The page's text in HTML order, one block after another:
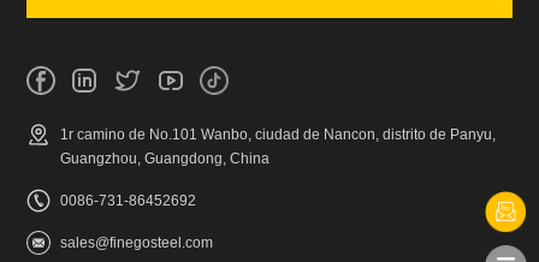
1r camino de No.101 Wanbo, ciudad de Nancon, distrito de Panyu,
Guangzhou, Guangdong, China
0086-731-86452692
sales@finegosteel.com